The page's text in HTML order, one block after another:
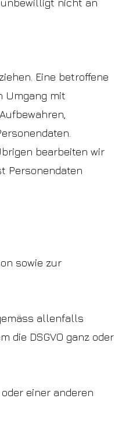
unbewilligt nicht an
Eine betroffene
Umgang mit
bearbeiten wir
Personendaten
sowie zur
allenfalls
die DSGVO ganz oder
einer anderen